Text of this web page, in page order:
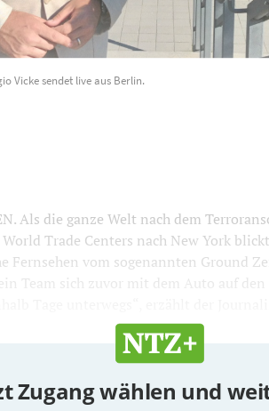
Vicke sendet live aus Berlin.
Als die ganze Welt nach dem
Trade Centers nach New York
Fernsehen vom sogenannten Ground
Team sich zuvor mit dem Auto auf den
Zugang wählen und